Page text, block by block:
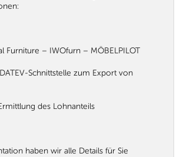
Furniture – IWOfurn – MÖBELPILOT
Schnittstelle zum Export von
des Lohnanteils
haben wir alle Details für Sie